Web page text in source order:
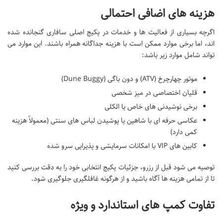
هزینه های اضافی احتمالی
اگرچه بسیاری از فعالیت ها و خدمات در پکیج اصلی سافاری گنجانده شده
اند، اما برخی موارد ممکن است با هزینه جداگانه همراه باشند. این موارد می
تواند شامل موارد زیر باشد:
موتور چهارچرخ (ATV) و دون باگی (Dune Buggy)
قلیان اختصاصی در میز شخصی
برخی نوشیدنی های خاص یا الکلی
عکاسی حرفه ای با شاهین یا پوشیدن لباس های سنتی (معمولاً هزینه
کمی دارد)
کابین های VIP با امکانات سرمایشی و پذیرایی سرو شده
توصیه می شود قبل از رزرو، جزئیات پکیج انتخابی خود را به دقت بررسی کنید
تا از تمامی هزینه ها آگاه باشید و از هرگونه غافلگیری جلوگیری شود.
تفاوت کمپ های استاندارد و ویژه